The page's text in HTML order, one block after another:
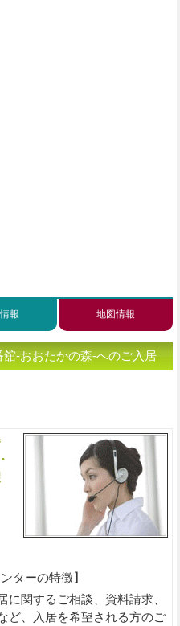
報 地図情報
-おおたかの森-へのご入居
ターの特徴】
関するご相談、資料請求、
ど、入居を希望される方のご